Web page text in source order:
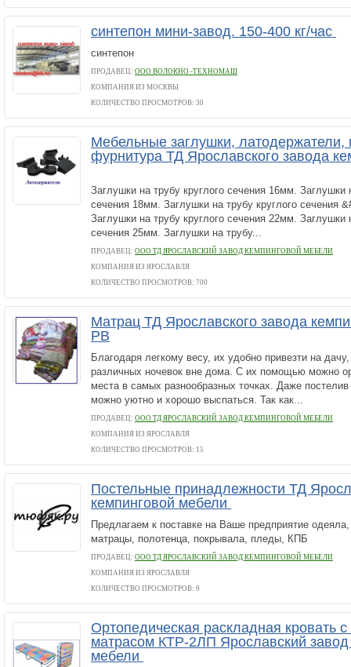
синтепон мини-завод. 150-400 кг/час
синтепон
ПРОДАВЕЦ: ООО ВОЛОКНО -ТЕХНОМАШ
КОМПАНИЯ ИЗ МОСКВЫ
КОЛИЧЕСТВО ПРОСМОТРОВ: 30
Мебельные заглушки, латодержатели,
фурнитура ТД Ярославского завода
Заглушки на трубу круглого сечения 16мм. Заглушки
сечения 18мм. Заглушки на трубу круглого сечения
Заглушки на трубу круглого сечения 22мм. Заглушки
сечения 25мм. Заглушки на трубу...
ПРОДАВЕЦ: ООО ТД ЯРОСЛАВСКИЙ ЗАВОД КЕМПИНГОВОЙ МЕБЕЛИ
КОМПАНИЯ ИЗ ЯРОСЛАВЛЯ
КОЛИЧЕСТВО ПРОСМОТРОВ: 700
Матрац ТД Ярославского завода
РВ
Благодаря легкому весу, их удобно привезти на
различных ночевок вне дома. С их помощью можно
места в самых разнообразных точках. Даже
можно уютно и хорошо выспаться. Так как...
ПРОДАВЕЦ: ООО ТД ЯРОСЛАВСКИЙ ЗАВОД КЕМПИНГОВОЙ МЕБЕЛИ
КОМПАНИЯ ИЗ ЯРОСЛАВЛЯ
КОЛИЧЕСТВО ПРОСМОТРОВ: 15
Постельные принадлежности ТД
кемпинговой мебели
Предлагаем к поставке на Ваше предприятие
матрацы, полотенца, покрывала, пледы, КПБ
ПРОДАВЕЦ: ООО ТД ЯРОСЛАВСКИЙ ЗАВОД КЕМПИНГОВОЙ МЕБЕЛИ
КОМПАНИЯ ИЗ ЯРОСЛАВЛЯ
КОЛИЧЕСТВО ПРОСМОТРОВ: 9
Ортопедическая раскладная кровать
матрасом КТР-2ЛП Ярославский завод
мебели